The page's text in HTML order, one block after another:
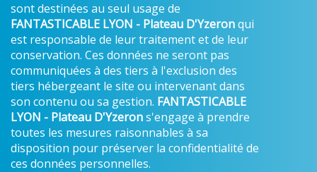
sont destinées au seul usage de
FANTASTICABLE LYON - Plateau D'Yzeronqui
est responsable de leur traitement et de leur
conservation. Ces données ne seront pas
communiquées à des tiers à l'exclusion des
tiers hébergeant le site ou intervenant dans
son contenu ou sa gestion. FANTASTICABLE
LYON - Plateau D'Yzerons'engage à prendre
toutes les mesures raisonnables à sa
disposition pour préserver la confidentialité de
ces données personnelles.